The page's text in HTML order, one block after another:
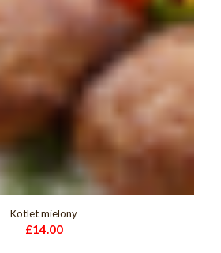
Kotlet mielony
£14.00